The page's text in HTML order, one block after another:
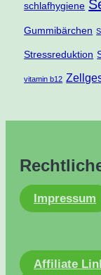
schlafhygiene
Gummibärchen
Stressreduktion
vitamin b12
Impressum
Affiliate